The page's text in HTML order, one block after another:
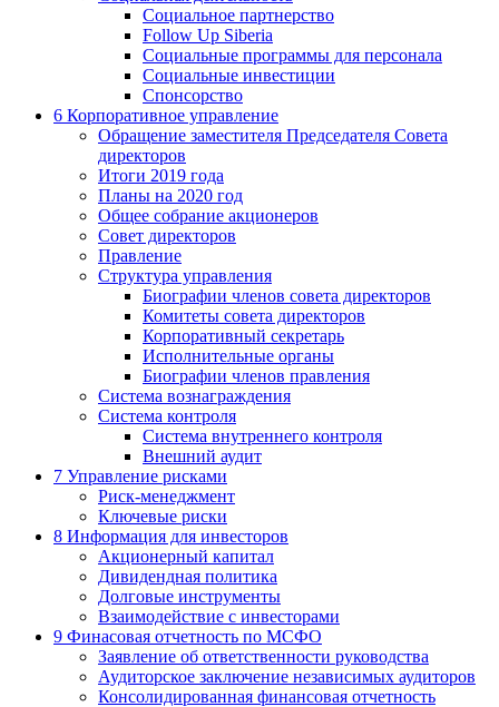
Социальное партнерство
Follow Up Siberia
Социальные программы для персонала
Социальные инвестиции
Спонсорство
6 Корпоративное управление
Обращение заместителя Председателя Совета
директоров
Итоги 2019 года
Планы на 2020 год
Общее собрание акционеров
Совет директоров
Правление
Структура управления
Биографии членов совета директоров
Комитеты совета директоров
Корпоративный секретарь
Исполнительные органы
Биографии членов правления
Система вознаграждения
Система контроля
Система внутреннего контроля
Внешний аудит
7 Управление рисками
Риск-менеджмент
Ключевые риски
8 Информация для инвесторов
Акционерный капитал
Дивидендная политика
Долговые инструменты
Взаимодействие с инвеcторами
9 Финасовая отчетность по МСФО
Заявление об ответственности руководства
Аудиторское заключение независимых аудиторов
Консолидированная финансовая отчетность